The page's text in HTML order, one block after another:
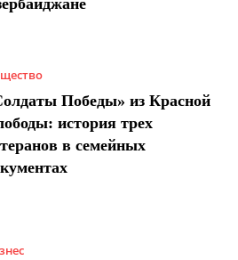
Победы» из Красной
история трех
в семейных